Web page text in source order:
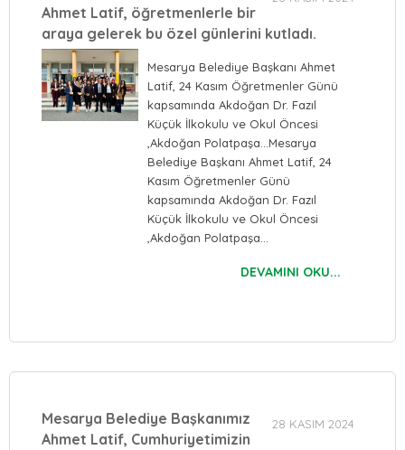
Ahmet Latif, öğretmenlerle bir
araya gelerek bu özel günlerini kutladı.
Mesarya Belediye Başkanı Ahmet
Latif, 24 Kasım Öğretmenler Günü
kapsamında Akdoğan Dr. Fazıl
Küçük İlkokulu ve Okul Öncesi
,Akdoğan Polatpaşa…Mesarya
Belediye Başkanı Ahmet Latif, 24
Kasım Öğretmenler Günü
kapsamında Akdoğan Dr. Fazıl
Küçük İlkokulu ve Okul Öncesi
,Akdoğan Polatpaşa…
DEVAMINI OKU...
28 KASIM 2024
Mesarya Belediye Başkanımız
Ahmet Latif, Cumhuriyetimizin